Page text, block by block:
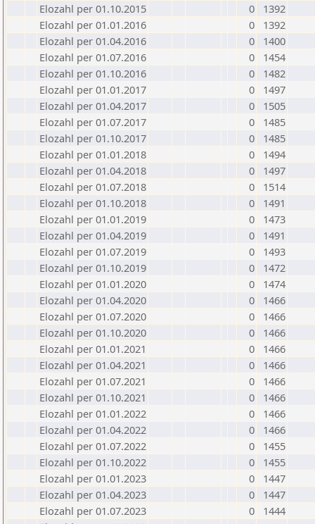
Elozahl per 01.10.2015
0
1392
Elozahl per 01.01.2016
0
1392
Elozahl per 01.04.2016
0
1400
Elozahl per 01.07.2016
0
1454
Elozahl per 01.10.2016
0
1482
Elozahl per 01.01.2017
0
1497
Elozahl per 01.04.2017
0
1505
Elozahl per 01.07.2017
0
1485
Elozahl per 01.10.2017
0
1485
Elozahl per 01.01.2018
0
1494
Elozahl per 01.04.2018
0
1497
Elozahl per 01.07.2018
0
1514
Elozahl per 01.10.2018
0
1491
Elozahl per 01.01.2019
0
1473
Elozahl per 01.04.2019
0
1491
Elozahl per 01.07.2019
0
1493
Elozahl per 01.10.2019
0
1472
Elozahl per 01.01.2020
0
1474
Elozahl per 01.04.2020
0
1466
Elozahl per 01.07.2020
0
1466
Elozahl per 01.10.2020
0
1466
Elozahl per 01.01.2021
0
1466
Elozahl per 01.04.2021
0
1466
Elozahl per 01.07.2021
0
1466
Elozahl per 01.10.2021
0
1466
Elozahl per 01.01.2022
0
1466
Elozahl per 01.04.2022
0
1466
Elozahl per 01.07.2022
0
1455
Elozahl per 01.10.2022
0
1455
Elozahl per 01.01.2023
0
1447
Elozahl per 01.04.2023
0
1447
Elozahl per 01.07.2023
0
1444